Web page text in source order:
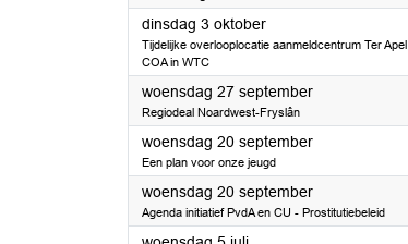
dinsdag 3 oktober2023
Tijdelijke overlooplocatie aanmeldcentrum Ter Apel
COA in WTC
woensdag 27 september2023
Regiodeal Noardwest-Fryslân
woensdag 20 september2023
Een plan voor onze jeugd
woensdag 20 september2023
Agenda initiatief PvdA en CU - Prostitutiebeleid